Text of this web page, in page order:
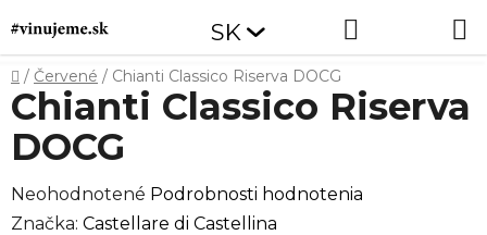
na
obsah
SK
Domov
/ Červené / Chianti Classico Riserva DOCG
Chianti Classico Riserva
DOCG
Priemerné
hodnotenie
Neohodnotené Podrobnosti hodnotenia
Značka: Castellare di Castellina